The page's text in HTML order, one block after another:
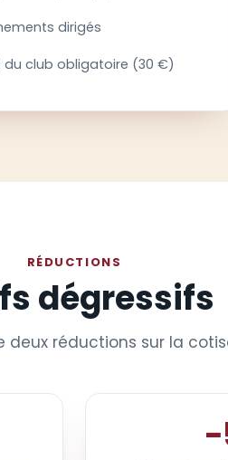
dirigés
du club obligatoire (30 €)
RÉDUCTIONS
dégressifs
deux réductions sur la